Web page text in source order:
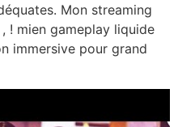
Mon streaming
! mien gameplay liquide
immersive pour grand